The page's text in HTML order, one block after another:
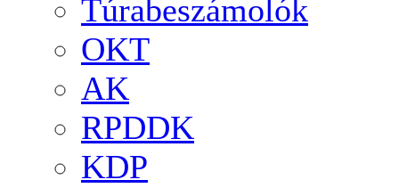
Túrabeszámolók
OKT
AK
RPDDK
KDP